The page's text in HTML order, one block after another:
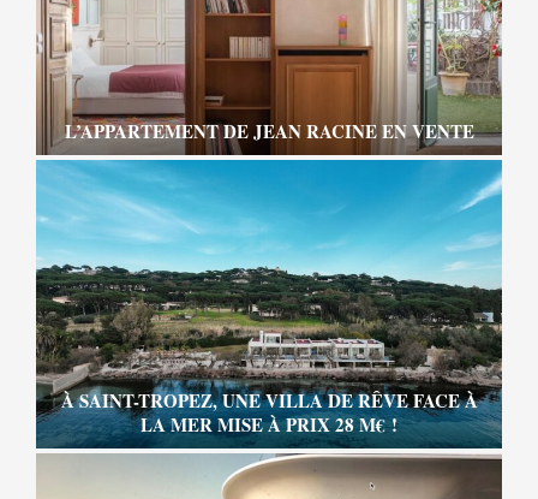
L’APPARTEMENT DE JEAN RACINE EN VENTE
À SAINT-TROPEZ, UNE VILLA DE RÊVE FACE À
LA MER MISE À PRIX 28 M€ !